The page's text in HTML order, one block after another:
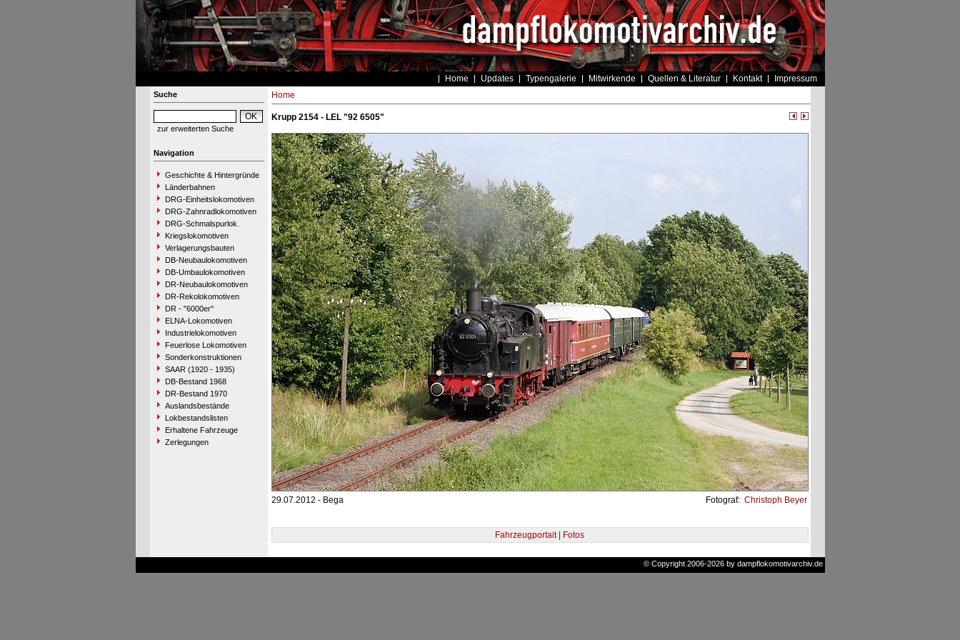
Home Updates Typengalerie Mitwirkende Quellen & Literatur Kontakt Impressum
Suche
zur erweiterten Suche
Navigation
Geschichte & Hintergründe
Länderbahnen
DRG-Einheitslokomotiven
DRG-Zahnradlokomotiven
DRG-Schmalspurlok.
Kriegslokomotiven
Verlagerungsbauten
DB-Neubaulokomotiven
DB-Umbaulokomotiven
DR-Neubaulokomotiven
DR-Rekolokomotiven
DR - "6000er"
ELNA-Lokomotiven
Industrielokomotiven
Feuerlose Lokomotiven
Sonderkonstruktionen
SAAR (1920 - 1935)
DB-Bestand 1968
DR-Bestand 1970
Auslandsbestände
Lokbestandslisten
Erhaltene Fahrzeuge
Zerlegungen
Home
Krupp 2154 - LEL "92 6505"
29.07.2012 - Bega Fotograf: Christoph Beyer
Fahrzeugportait | Fotos
© Copyright 2006-2026 by dampflokomotivarchiv.de